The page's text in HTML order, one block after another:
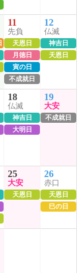
11
先負
天恩日
月徳日
寅の日
不成就日
12
仏滅
神吉日
天恩日
18
仏滅
神吉日
大明日
19
大安
不成就日
25
大安
天恩日
26
赤口
天恩日
巳の日